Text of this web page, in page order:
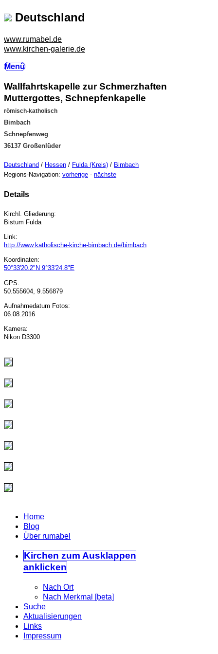
Deutschland
www.rumabel.de
www.kirchen-galerie.de
Menü
Wallfahrtskapelle zur Schmerzhaften
Muttergottes, Schnepfenkapelle
römisch-katholisch
Bimbach
Schnepfenweg
36137 Großenlüder
Deutschland / Hessen / Fulda (Kreis) / Bimbach
Regions-Navigation: vorherige - nächste
Details
Kirchl. Gliederung:
Bistum Fulda
Link:
http://www.katholische-kirche-bimbach.de/bimbach
Koordinaten:
50°33'20.2"N 9°33'24.8"E
GPS:
50.555604, 9.556879
Aufnahmedatum Fotos:
06.08.2016
Kamera:
Nikon D3300
Home
Blog
Über rumabel
Kirchen zum Ausklappen
anklicken
Nach Ort
Nach Merkmal [beta]
Suche
Aktualisierungen
Links
Impressum